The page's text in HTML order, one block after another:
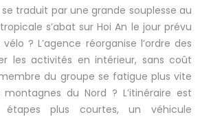
traduit par une grande souplesse au
s’abat sur Hoi An le jour prévu
? L’agence réorganise l’ordre des
les activités en intérieur, sans coût
du groupe se fatigue plus vite
du Nord ? L’itinéraire est
plus courtes, un véhicule